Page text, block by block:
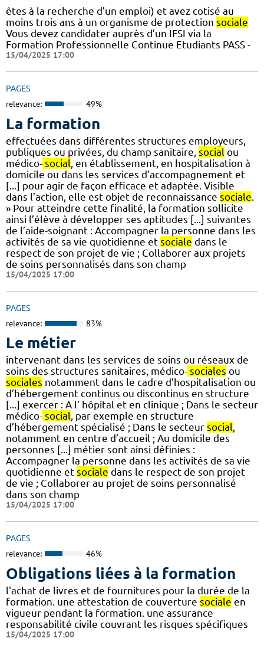
êtes à la recherche d’un emploi) et avez cotisé au
moins trois ans à un organisme de protection sociale
Vous devez candidater auprès d’un IFSI via la
Formation Professionnelle Continue Etudiants PASS -
15/04/2025 17:00
PAGES
relevance: 49%
La formation
effectuées dans différentes structures employeurs,
publiques ou privées, du champ sanitaire, social ou
médico- social , en établissement, en hospitalisation à
domicile ou dans les services d’accompagnement et
[...] pour agir de façon efficace et adaptée. Visible
dans l’action, elle est objet de reconnaissance sociale
» Pour atteindre cette finalité, la formation sollicite
ainsi l’élève à développer ses aptitudes [...] suivantes
de l’aide-soignant : Accompagner la personne dans les
activités de sa vie quotidienne et sociale dans le
respect de son projet de vie ; Collaborer aux projets
de soins personnalisés dans son champ
15/04/2025 17:00
PAGES
relevance: 83%
Le métier
intervenant dans les services de soins ou réseaux de
soins des structures sanitaires, médico- sociales ou
sociales notamment dans le cadre d’hospitalisation ou
d’hébergement continus ou discontinus en structure
[...] exercer : A l’ hôpital et en clinique ; Dans le secteur
médico- social, par exemple en structure
d’hébergement spécialisé ; Dans le secteur social,
notamment en centre d’accueil ; Au domicile des
personnes [...] métier sont ainsi définies :
Accompagner la personne dans les activités de sa vie
quotidienne et sociale dans le respect de son projet
de vie ; Collaborer au projet de soins personnalisé
dans son champ
15/04/2025 17:00
PAGES
relevance: 46%
Obligations liées à la formation
l'achat de livres et de fournitures pour la durée de la
formation. une attestation de couverture sociale en
vigueur pendant la formation. une assurance
responsabilité civile couvrant les risques spécifiques
15/04/2025 17:00